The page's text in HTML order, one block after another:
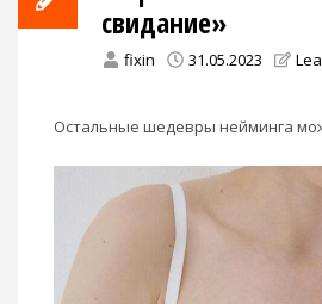
свидание»
fixin 31.05.2023
Остальные шедевры нейминга